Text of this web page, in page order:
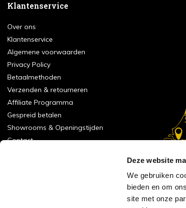
Deze website
We gebruiken
bieden en om
site met onze
Klantenservice
Over ons
Klantenservice
Algemene voorwaarden
Privacy Policy
Betaalmethoden
Verzenden & retourneren
Affiliate Programma
Gespreid betalen
Showrooms & Openingstijden
Contact